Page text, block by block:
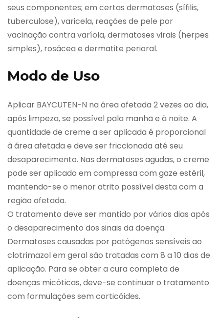
seus componentes; em certas dermatoses (sífilis,
tuberculose), varicela, reações de pele por
vacinação contra varíola, dermatoses virais (herpes
simples), rosácea e dermatite perioral.
Modo de Uso
Aplicar BAYCUTEN-N na área afetada 2 vezes ao dia,
após limpeza, se possível pala manhã e à noite. A
quantidade de creme a ser aplicada é proporcional
à área afetada e deve ser friccionada até seu
desaparecimento. Nas dermatoses agudas, o creme
pode ser aplicado em compressa com gaze estéril,
mantendo-se o menor atrito possível desta com a
região afetada.
O tratamento deve ser mantido por vários dias após
o desaparecimento dos sinais da doença.
Dermatoses causadas por patógenos sensíveis ao
clotrimazol em geral são tratadas com 8 a 10 dias de
aplicação. Para se obter a cura completa de
doenças micóticas, deve-se continuar o tratamento
com formulações sem corticóides.